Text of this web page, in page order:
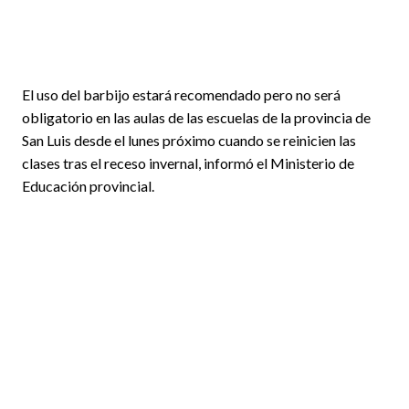
El uso del barbijo estará recomendado pero no será
obligatorio en las aulas de las escuelas de la provincia de
San Luis desde el lunes próximo cuando se reinicien las
clases tras el receso invernal, informó el Ministerio de
Educación provincial.